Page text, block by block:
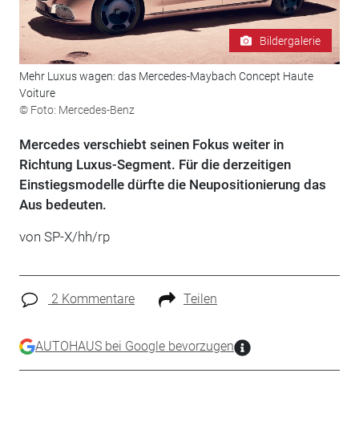
Bildergalerie
Mehr Luxus wagen: das Mercedes-Maybach Concept Haute
Voiture
© Foto: Mercedes-Benz
Mercedes verschiebt seinen Fokus weiter in
Richtung Luxus-Segment. Für die derzeitigen
Einstiegsmodelle dürfte die Neupositionierung das
Aus bedeuten.
von SP-X/hh/rp
2 Kommentare Teilen
AUTOHAUS bei Google bevorzugen